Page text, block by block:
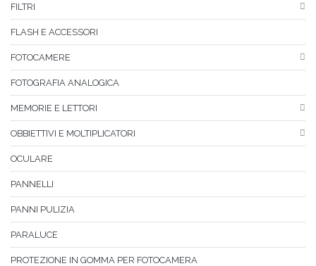
FILTRI
FLASH E ACCESSORI
FOTOCAMERE
FOTOGRAFIA ANALOGICA
MEMORIE E LETTORI
OBBIETTIVI E MOLTIPLICATORI
OCULARE
PANNELLI
PANNI PULIZIA
PARALUCE
PROTEZIONE IN GOMMA PER FOTOCAMERA